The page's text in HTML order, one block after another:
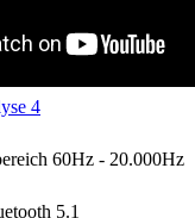
60Hz - 20.000Hz
5.1